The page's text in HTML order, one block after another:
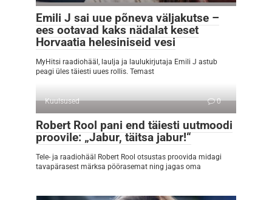
Emili J sai uue põneva väljakutse –
ees ootavad kaks nädalat keset
Horvaatia helesiniseid vesi
MyHitsi raadiohääl, laulja ja laulukirjutaja Emili J astub
peagi üles täiesti uues rollis. Temast
Kuulsused 0
Robert Rool pani end täiesti uutmoodi
proovile: „Jabur, täitsa jabur!“
Tele- ja raadiohääl Robert Rool otsustas proovida midagi
tavapärasest märksa pöörasemat ning jagas oma